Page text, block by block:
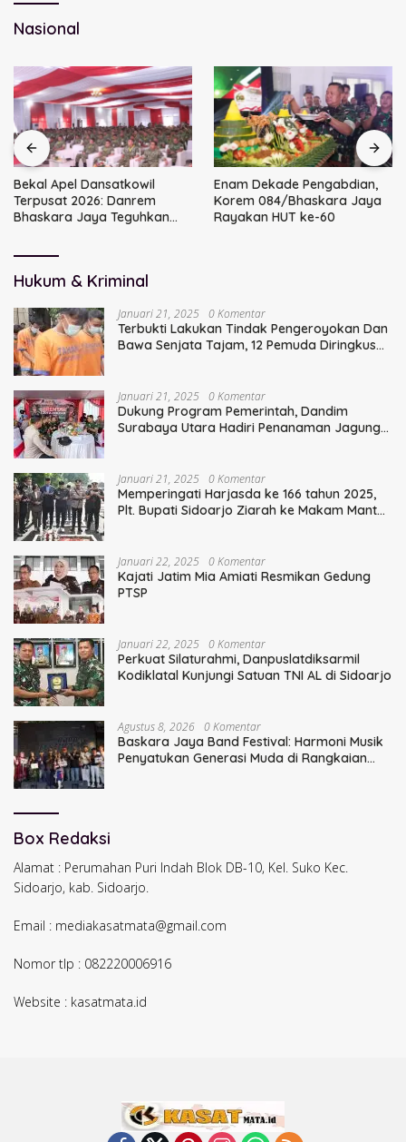
Nasional
Bekal Apel Dansatkowil
Terpusat 2026: Danrem
Bhaskara Jaya Teguhkan
Enam Dekade Pengabdian,
Korem 084/Bhaskara Jaya
Rayakan HUT ke-60
Hukum & Kriminal
Januari 21, 2025 0 Komentar
Terbukti Lakukan Tindak Pengeroyokan Dan
Bawa Senjata Tajam, 12 Pemuda Diringkus
Januari 21, 2025 0 Komentar
Dukung Program Pemerintah, Dandim
Surabaya Utara Hadiri Penanaman Jagung
Januari 21, 2025 0 Komentar
Memperingati Harjasda ke 166 tahun 2025,
Plt. Bupati Sidoarjo Ziarah ke Makam Mantan
Januari 22, 2025 0 Komentar
Kajati Jatim Mia Amiati Resmikan Gedung
PTSP
Januari 22, 2025 0 Komentar
Perkuat Silaturahmi, Danpuslatdiksarmil
Kodiklatal Kunjungi Satuan TNI AL di Sidoarjo
Agustus 8, 2026 0 Komentar
Baskara Jaya Band Festival: Harmoni Musik
Penyatukan Generasi Muda di Rangkaian
Box Redaksi
Alamat : Perumahan Puri Indah Blok DB-10, Kel. Suko Kec.
Sidoarjo, kab. Sidoarjo.
Email : mediakasatmata@gmail.com
Nomor tlp : 082220006916
Website : kasatmata.id